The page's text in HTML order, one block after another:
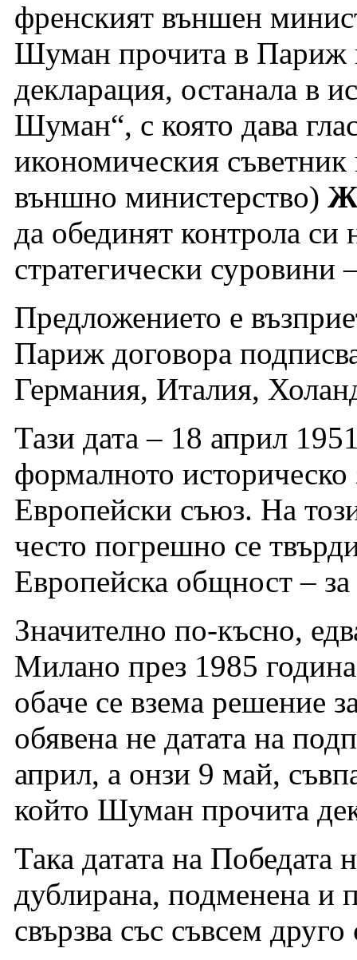
френският външен
Шуман прочита в Париж
декларация, останала в
Шуман“, с която дава
икономическия
външно министерство)
да обединят контрола си
стратегически суровини
Предложението е
Париж договора
Германия, Италия,
Тази дата – 18 април
формалното
Европейски съюз. На
често погрешно се
Европейска общност –
Значително по-късно,
Милано през 1985
обаче се взема решение
обявена не датата на
април, а онзи 9 май,
който Шуман прочита
Така датата на
дублирана, подменена и
свързва със съвсем